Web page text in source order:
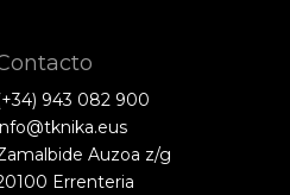
943 082 900
Auzoa z/g
Errenteria